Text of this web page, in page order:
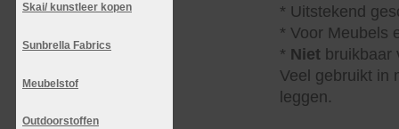
Skai/ kunstleer kopen
Sunbrella Fabrics
Meubelstof
Outdoorstoffen
* Uitstekend
* Voor Meubels
* Niet bruikbaar
Veel gebruikt in
leggen.